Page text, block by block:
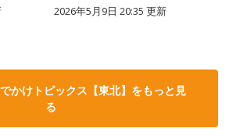
2026年5月9日 20:35 更新
かけトピックス【東北】をもっと見
る